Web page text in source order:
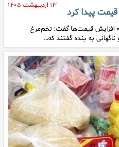
۱۳ اردیبهشت ۱۴۰۵
پیدا کرد
افزایش قیمت‌ها گفت: تخم‌مرغ
به بنده گفتند که…